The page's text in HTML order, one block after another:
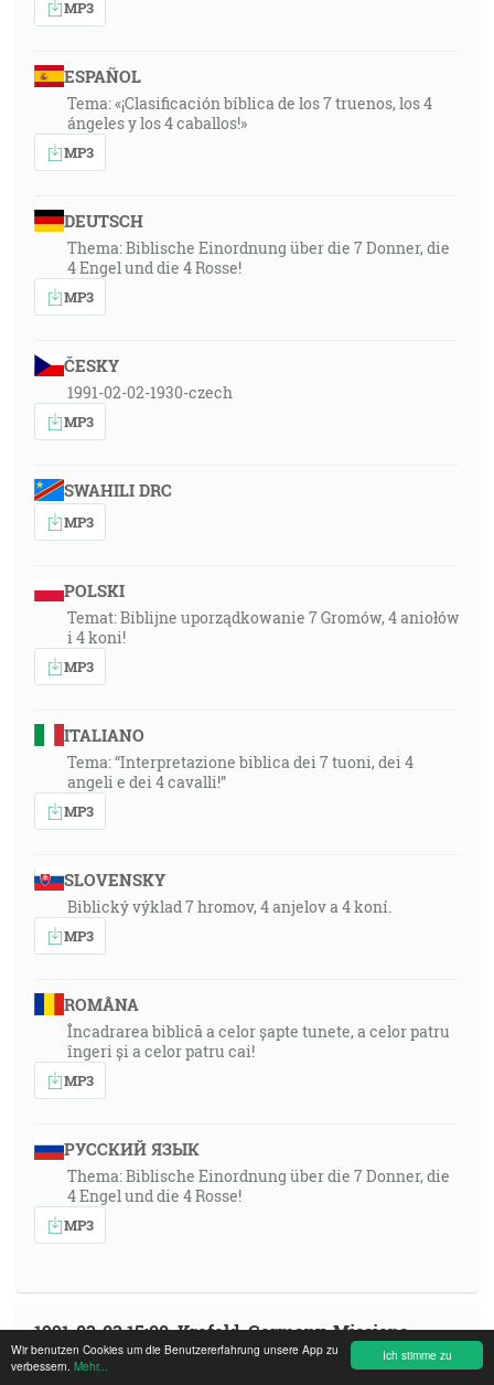
Ich stimme zu
Wir benutzen Cookies um die Benutzererfahrung unsere App zu
verbessern. Mehr...
MP3
ESPAÑOL
Tema: «¡Clasificación bíblica de los 7 truenos, los 4
ángeles y los 4 caballos!»
MP3
DEUTSCH
Thema: Biblische Einordnung über die 7 Donner, die
4 Engel und die 4 Rosse!
MP3
ČESKY
1991-02-02-1930-czech
MP3
SWAHILI DRC
MP3
POLSKI
Temat: Biblijne uporządkowanie 7 Gromów, 4 aniołów
i 4 koni!
MP3
ITALIANO
Tema: “Interpretazione biblica dei 7 tuoni, dei 4
angeli e dei 4 cavalli!”
MP3
SLOVENSKY
Biblický výklad 7 hromov, 4 anjelov a 4 koní.
MP3
ROMÂNA
Încadrarea biblică a celor șapte tunete, a celor patru
îngeri și a celor patru cai!
MP3
РУССКИЙ ЯЗЫК
Thema: Biblische Einordnung über die 7 Donner, die
4 Engel und die 4 Rosse!
MP3
1991-03-03 15:00, Krefeld, Germany, Missions-
Zentrum
Broadcasted: 2026-07-08 19:30